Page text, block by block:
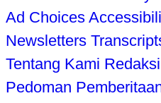
Ad Choices
Newsletters
Tentang Kami Redaksi
Pedoman